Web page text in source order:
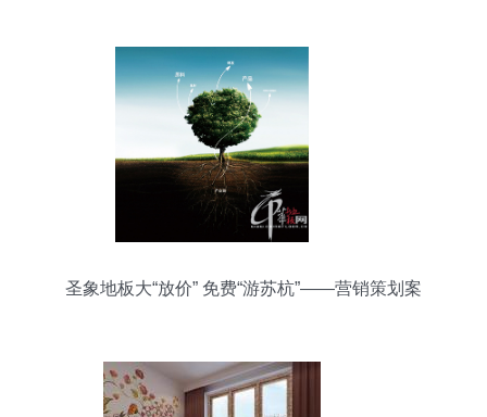
圣象地板大“放价” 免费“游苏杭”——营销策划案